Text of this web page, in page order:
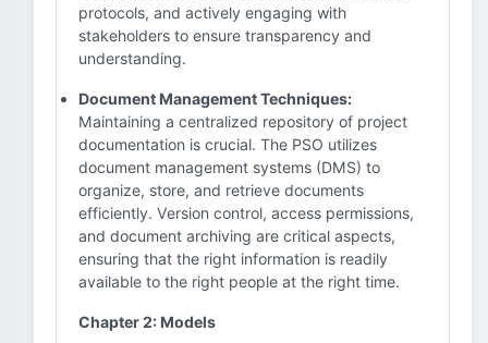
protocols, and actively engaging with
stakeholders to ensure transparency and
understanding.
Document Management Techniques:
Maintaining a centralized repository of project
documentation is crucial. The PSO utilizes
document management systems (DMS) to
organize, store, and retrieve documents
efficiently. Version control, access permissions,
and document archiving are critical aspects,
ensuring that the right information is readily
available to the right people at the right time.
Chapter 2: Models